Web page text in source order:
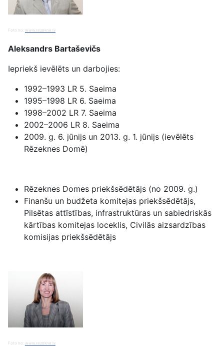
Foto no: www.rezekne.lv
Aleksandrs Bartaševičs
Iepriekš ievēlēts un darbojies:
1992–1993 LR 5. Saeima
1995–1998 LR 6. Saeima
1998–2002 LR 7. Saeima
2002–2006 LR 8. Saeima
2009. g. 6. jūnijs un 2013. g. 1. jūnijs (ievēlēts
Rēzeknes Domē)
Rēzeknes Domes priekšsēdētājs (no 2009. g.)
Finanšu un budžeta komitejas priekšsēdētājs,
Pilsētas attīstības, infrastruktūras un sabiedriskās
kārtības komitejas loceklis, Civilās aizsardzības
komisijas priekšsēdētājs
Foto no: www.rezekne.lv